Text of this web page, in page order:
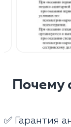
Почему
✅ Гарантия